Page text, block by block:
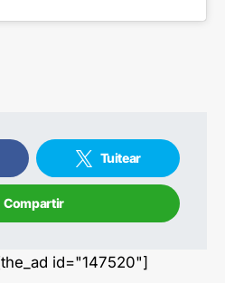
Tuitear
Compartir
id="147520"]